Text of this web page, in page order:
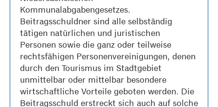
Kommunalabgabengesetzes.
Beitragsschuldner sind alle selbständig
tätigen natürlichen und juristischen
Personen sowie die ganz oder teilweise
rechtsfähigen Personenvereinigungen, denen
durch den Tourismus im Stadtgebiet
unmittelbar oder mittelbar besondere
wirtschaftliche Vorteile geboten werden. Die
Beitragsschuld erstreckt sich auch auf solche